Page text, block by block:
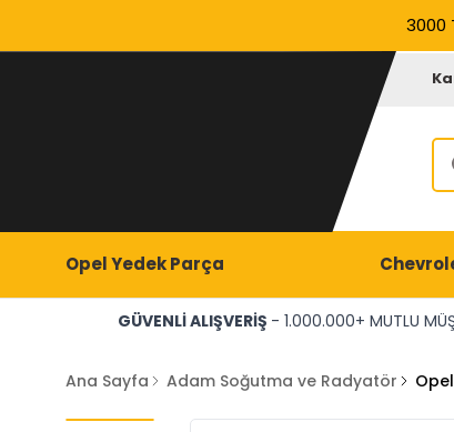
3000
Opel Yedek Parça
GÜVENLİ ALIŞVERİŞ - 1.000.000+ MUTLU
Ana Sayfa Adam Soğutma ve Radyatör